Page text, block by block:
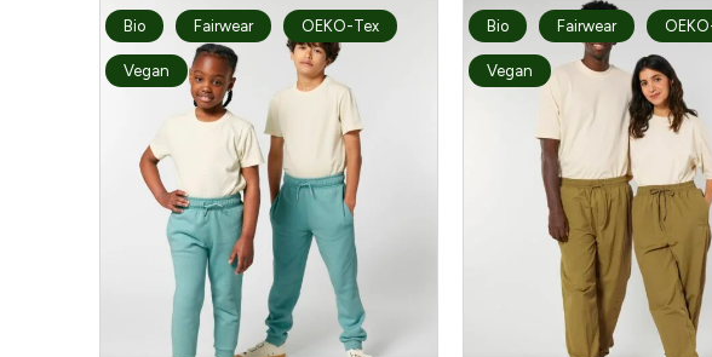
Bio Fairwear OEKO-Tex
Vegan
Bio Fairwear
Vegan